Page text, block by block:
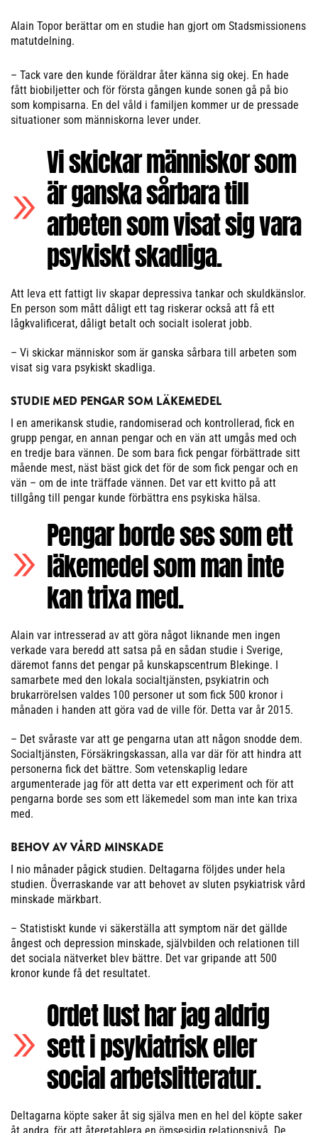
Alain Topor berättar om en studie han gjort om Stadsmissionens
matutdelning.
– Tack vare den kunde föräldrar åter känna sig okej. En hade
fått biobiljetter och för första gången kunde sonen gå på bio
som kompisarna. En del våld i familjen kommer ur de pressade
situationer som människorna lever under.
Vi skickar människor som
är ganska sårbara till
arbeten som visat sig vara
psykiskt skadliga.
Att leva ett fattigt liv skapar depressiva tankar och skuldkänslor.
En person som mått dåligt ett tag riskerar också att få ett
lågkvalificerat, dåligt betalt och socialt isolerat jobb.
– Vi skickar människor som är ganska sårbara till arbeten som
visat sig vara psykiskt skadliga.
STUDIE MED PENGAR SOM LÄKEMEDEL
I en amerikansk studie, randomiserad och kontrollerad, fick en
grupp pengar, en annan pengar och en vän att umgås med och
en tredje bara vännen. De som bara fick pengar förbättrade sitt
mående mest, näst bäst gick det för de som fick pengar och en
vän – om de inte träffade vännen. Det var ett kvitto på att
tillgång till pengar kunde förbättra ens psykiska hälsa.
Pengar borde ses som ett
läkemedel som man inte
kan trixa med.
Alain var intresserad av att göra något liknande men ingen
verkade vara beredd att satsa på en sådan studie i Sverige,
däremot fanns det pengar på kunskapscentrum Blekinge. I
samarbete med den lokala socialtjänsten, psykiatrin och
brukarrörelsen valdes 100 personer ut som fick 500 kronor i
månaden i handen att göra vad de ville för. Detta var år 2015.
– Det svåraste var att ge pengarna utan att någon snodde dem.
Socialtjänsten, Försäkringskassan, alla var där för att hindra att
personerna fick det bättre. Som vetenskaplig ledare
argumenterade jag för att detta var ett experiment och för att
pengarna borde ses som ett läkemedel som man inte kan trixa
med.
BEHOV AV VÅRD MINSKADE
I nio månader pågick studien. Deltagarna följdes under hela
studien. Överraskande var att behovet av sluten psykiatrisk vård
minskade märkbart.
– Statistiskt kunde vi säkerställa att symptom när det gällde
ångest och depression minskade, självbilden och relationen till
det sociala nätverket blev bättre. Det var gripande att 500
kronor kunde få det resultatet.
Ordet lust har jag aldrig
sett i psykiatrisk eller
social arbetslitteratur.
Deltagarna köpte saker åt sig själva men en hel del köpte saker
åt andra, för att återetablera en ömsesidig relationsnivå. De